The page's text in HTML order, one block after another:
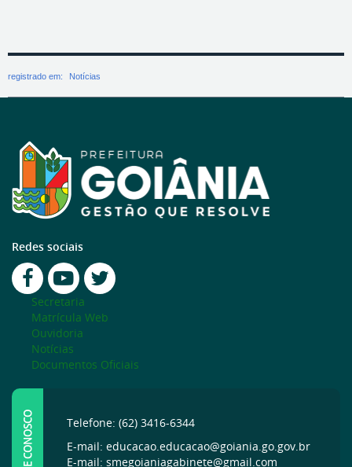
registrado em: Notícias
Redes sociais
Secretaria
Matrícula Web
Ouvidoria
Notícias
Documentos Oficiais
FALE CONOSCO
Telefone: (62) 3416-6344
E-mail: educacao.educacao@goiania.go.gov.br
E-mail: smegoianiagabinete@gmail.com